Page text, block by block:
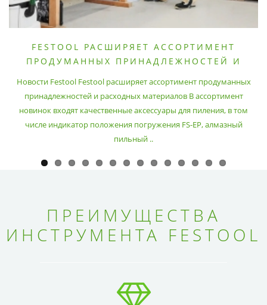
FESTOOL РАСШИРЯЕТ АССОРТИМЕНТ
ПРОДУМАННЫХ ПРИНАДЛЕЖНОСТЕЙ И
Новости Festool Festool расширяет ассортимент продуманных
принадлежностей и расходных материалов В ассортимент
новинок входят качественные аксессуары для пиления, в том
числе индикатор положения погружения FS-EP, алмазный
пильный ..
ПРЕИМУЩЕСТВА
ИНСТРУМЕНТА FESTOOL